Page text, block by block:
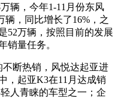
辆，今年1-11月份东风
辆，同比增长了16%，之
52万辆，按照目前的发展
销量任务。
断热销，风悦达起亚进
，起亚K3在11月达成销
人青睐的车型之一；企